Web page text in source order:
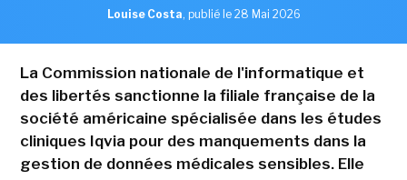
Louise Costa, publié le 28 Mai 2026
La Commission nationale de l'informatique et
des libertés sanctionne la filiale française de la
société américaine spécialisée dans les études
cliniques Iqvia pour des manquements dans la
gestion de données médicales sensibles. Elle